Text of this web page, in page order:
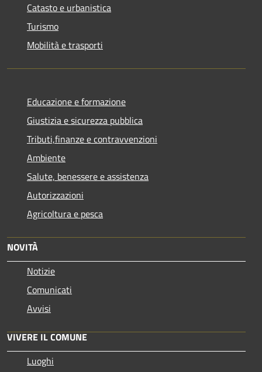
Catasto e urbanistica
Turismo
Mobilità e trasporti
Educazione e formazione
Giustizia e sicurezza pubblica
Tributi,finanze e contravvenzioni
Ambiente
Salute, benessere e assistenza
Autorizzazioni
Agricoltura e pesca
NOVITÀ
Notizie
Comunicati
Avvisi
VIVERE IL COMUNE
Luoghi